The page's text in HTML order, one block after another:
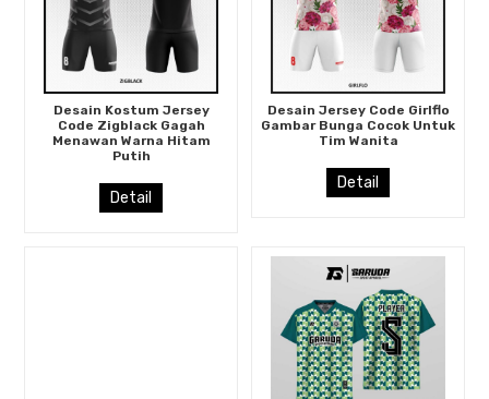
Desain Kostum Jersey
Code Zigblack Gagah
Menawan Warna Hitam
Putih
Detail
Desain Jersey Code Girlflo
Gambar Bunga Cocok Untuk
Tim Wanita
Detail